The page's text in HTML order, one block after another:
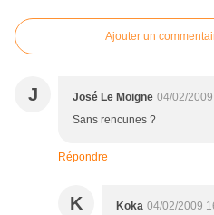
Ajouter un
J José Le Moigne 04/02/
Sans rencunes ?
Répondre
K Koka 04/02/2009